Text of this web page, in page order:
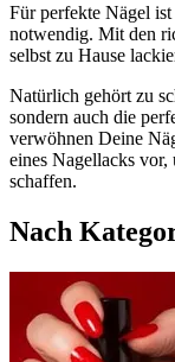
Für perfekte Nägel
notwendig. Mit den
selbst zu Hause
Natürlich gehört zu
sondern auch die
verwöhnen Deine
eines Nagellacks vor,
schaffen.
Nach